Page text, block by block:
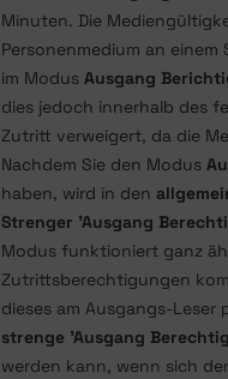
Minuten. Die
Personenmedium an einem
im Modus Ausgang
dies jedoch innerhalb des
Zutritt verweigert, da die
Nachdem Sie den Modus
haben, wird in den
Strenger 'Ausgang
Modus funktioniert ganz
Zutrittsberechtigungen
dieses am Ausgangs-Leser
strenge 'Ausgang
werden kann, wenn sich